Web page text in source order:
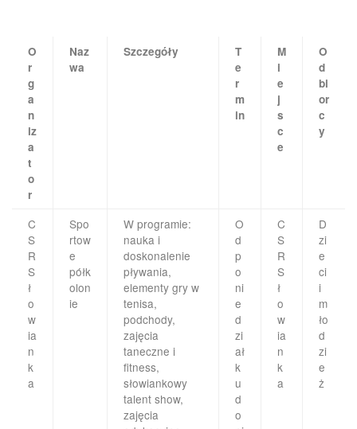
O
r
g
a
n
iz
a
t
o
r
Naz
wa
Szczegóły
T
e
r
m
in
M
i
e
j
s
c
e
O
d
bi
or
c
y
C
S
R
S
ł
o
w
ia
n
k
a
Spo
rtow
e
półk
olon
ie
W programie:
nauka i
doskonalenie
pływania,
elementy gry w
tenisa,
podchody,
zajęcia
taneczne i
fitness,
słowiankowy
talent show,
zajęcia
O
d
p
o
ni
e
d
zi
ał
k
u
d
o
C
S
R
S
ł
o
w
ia
n
k
a
D
zi
e
ci
i
m
ło
d
zi
e
ż